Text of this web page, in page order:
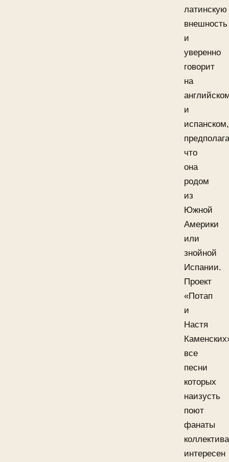
латинскую
внешность
и
уверенно
говорит
на
и
испанском,
что
она
родом
из
Южной
Америки
или
знойной
Испании.
Проект
«Потап
и
Настя
все
песни
которых
наизусть
поют
фанаты
интересен